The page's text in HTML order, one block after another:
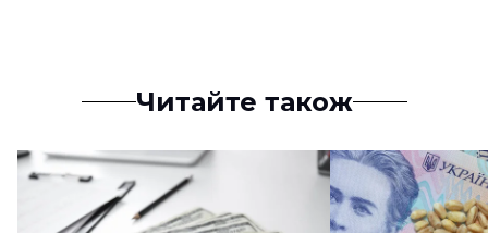
Читайте також